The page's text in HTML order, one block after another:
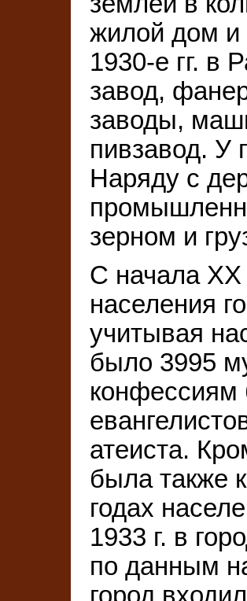
жилой дом и
1930-е гг. в
завод,
заводы,
пивзавод. У
Наряду с
зерном и
С начала
населения
учитывая
было 3995
атеиста.
была также
годах
1933 г. в
по данным